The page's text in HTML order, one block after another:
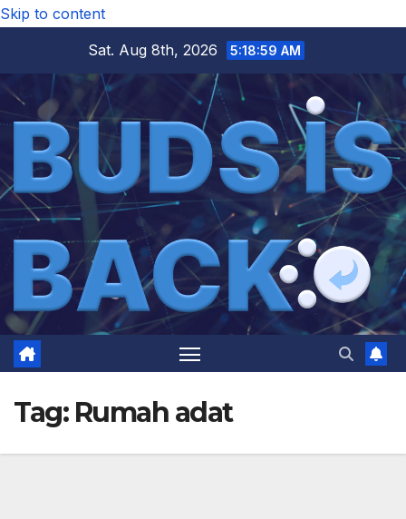
Skip to content
Sat. Aug 8th, 2026
5:18:59 AM
Tag: Rumah adat